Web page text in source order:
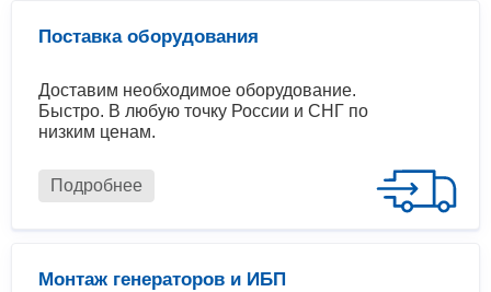
Поставка оборудования
Доставим необходимое оборудование.
Быстро. В любую точку России и СНГ по
низким ценам.
Подробнее
Монтаж генераторов и ИБП